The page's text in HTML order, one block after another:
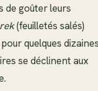
de goûter leurs
(feuilletés salés)
quelques
se déclinent aux